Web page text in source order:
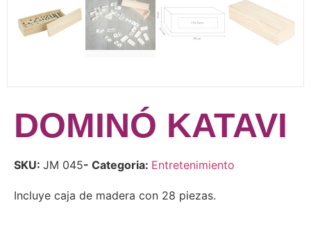
DOMINÓ KATAVI
SKU: JM 045- Categoria: Entretenimiento
Incluye caja de madera con 28 piezas.